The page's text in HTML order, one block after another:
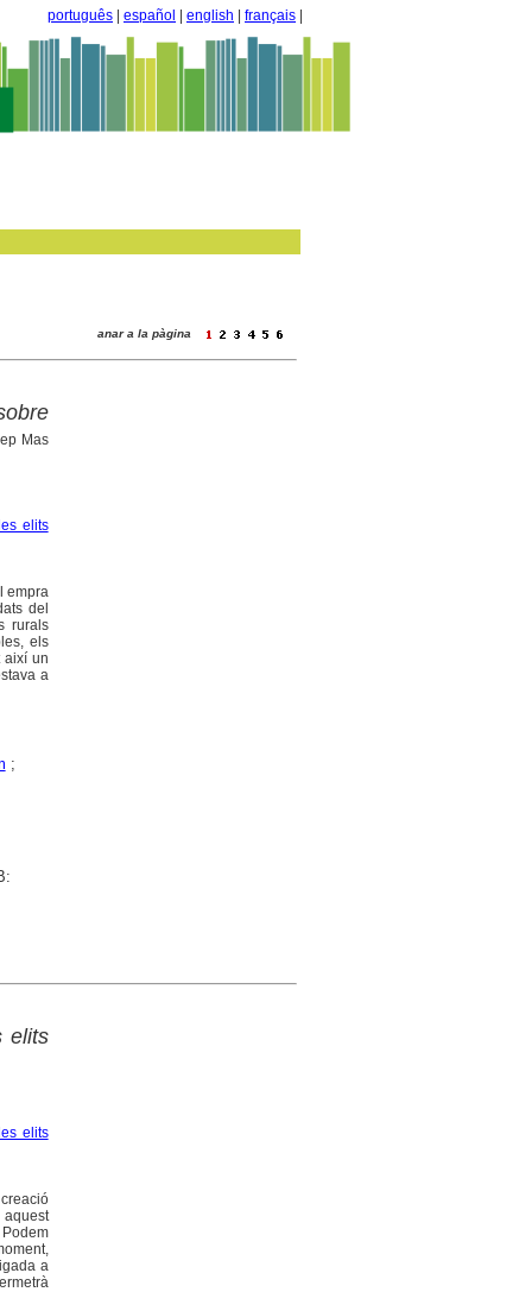
português español english français
anar a la pàgina
Mas
elits
empra
del
rurals
els
així un
a
;
elits
elits
a